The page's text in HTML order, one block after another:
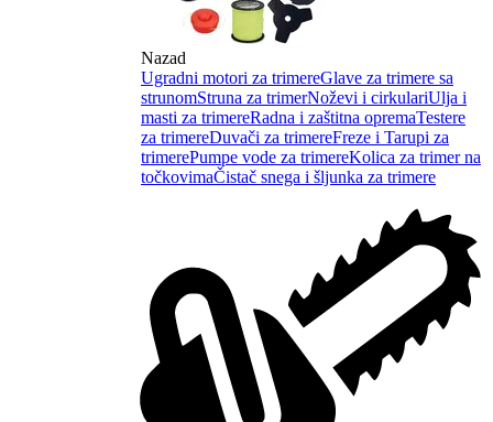
Nazad
Ugradni motori za trimereGlave za trimere sa
strunomStruna za trimerNoževi i cirkulariUlja i
masti za trimereRadna i zaštitna opremaTestere
za trimereDuvači za trimereFreze i Tarupi za
trimerePumpe vode za trimereKolica za trimer na
točkovimaČistač snega i šljunka za trimere